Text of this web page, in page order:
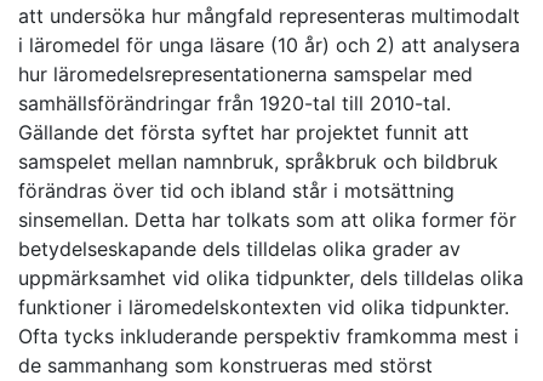
att undersöka hur mångfald representeras multimodalt
i läromedel för unga läsare (10 år) och 2) att analysera
hur läromedelsrepresentationerna samspelar med
samhällsförändringar från 1920-tal till 2010-tal.
Gällande det första syftet har projektet funnit att
samspelet mellan namnbruk, språkbruk och bildbruk
förändras över tid och ibland står i motsättning
sinsemellan. Detta har tolkats som att olika former för
betydelseskapande dels tilldelas olika grader av
uppmärksamhet vid olika tidpunkter, dels tilldelas olika
funktioner i läromedelskontexten vid olika tidpunkter.
Ofta tycks inkluderande perspektiv framkomma mest i
de sammanhang som konstrueras med störst